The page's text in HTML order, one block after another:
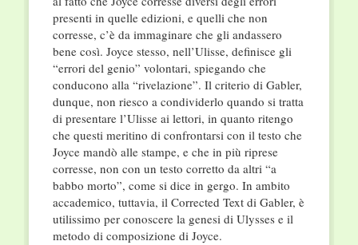
presenti in quelle edizioni, e quelli che non
corresse, c’è da immaginare che gli andassero
bene così. Joyce stesso, nell’Ulisse, definisce gli
“errori del genio” volontari, spiegando che
conducono alla “rivelazione”. Il criterio di Gabler,
dunque, non riesco a condividerlo quando si tratta
di presentare l’Ulisse ai lettori, in quanto ritengo
che questi meritino di confrontarsi con il testo che
Joyce mandò alle stampe, e che in più riprese
corresse, non con un testo corretto da altri “a
babbo morto”, come si dice in gergo. In ambito
accademico, tuttavia, il Corrected Text di Gabler, è
utilissimo per conoscere la genesi di Ulysses e il
metodo di composizione di Joyce.